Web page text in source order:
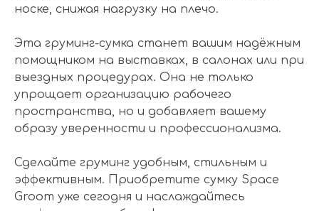
носке, снижая нагрузку на плечо.
Эта груминг-сумка станет вашим надёжным
помощником на выставках, в салонах или при
выездных процедурах. Она не только
упрощает организацию рабочего
пространства, но и добавляет вашему
образу уверенности и профессионализма.
Сделайте груминг удобным, стильным и
эффективным. Приобретите сумку Space
Groom уже сегодня и наслаждайтесь